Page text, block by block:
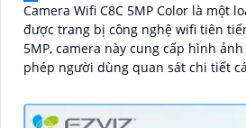
Camera Wifi C8C 5MP Color là một
được trang bị công nghệ wifi tiên tiến. Với độ phân
5MP, camera này cung cấp hình
phép người dùng quan sát chi tiết